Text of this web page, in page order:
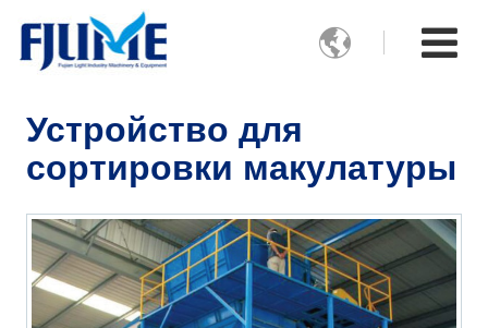

Устройство для
сортировки макулатуры